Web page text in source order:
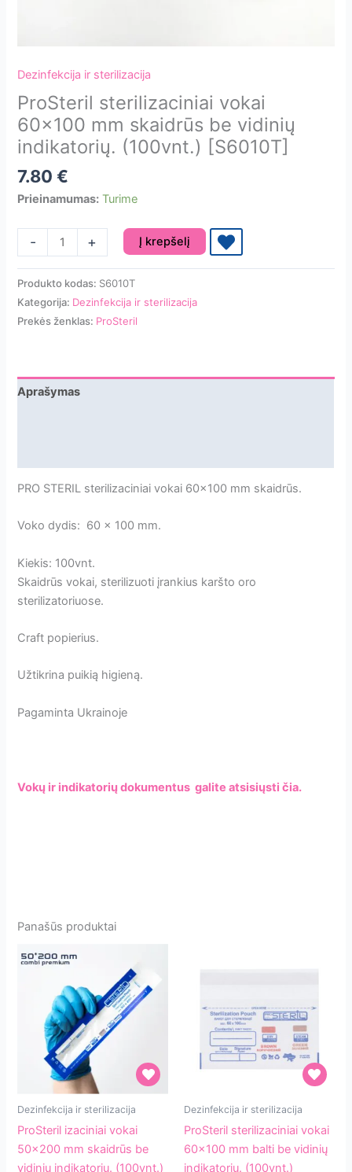
Dezinfekcija ir sterilizacija
ProSteril sterilizaciniai vokai
60×100 mm skaidrūs be vidinių
indikatorių. (100vnt.) [S6010T]
7.80€
Prieinamumas: Turime
-
produkto
kiekis:
vokai
be
+ Į krepšelį
Produkto kodas: S6010T
Kategorija: Dezinfekcija ir sterilizacija
Prekės ženklas: ProSteril
Aprašymas
PRO STERIL sterilizaciniai vokai 60×100 mm skaidrūs.
Voko dydis: 60 x 100 mm.
Kiekis: 100vnt.
Skaidrūs vokai, sterilizuoti įrankius karšto oro
sterilizatoriuose.
Craft popierius.
Užtikrina puikią higieną.
Pagaminta Ukrainoje
Vokų ir indikatorių dokumentus galite atsisiųsti čia.
Panašūs produktai
ProSteril
Dezinfekcija ir sterilizacija
ProSteril izaciniai vokai
50×200 mm skaidrūs be
vidinių indikatorių. (100vnt.)
ProSteril
Dezinfekcija ir sterilizacija
ProSteril sterilizaciniai vokai
60×100 mm balti be vidinių
indikatorių. (100vnt.)